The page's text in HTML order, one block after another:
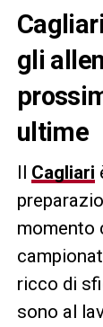
gli
ultime
Il Cagliari
momento
ricco di
sono al